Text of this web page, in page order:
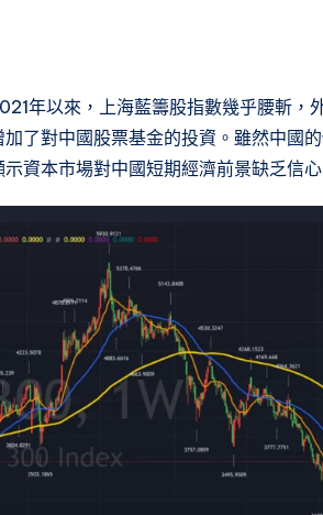
年以來，上海藍籌股指數幾乎腰斬，
了對中國股票基金的投資。雖然中國
資本市場對中國短期經濟前景缺乏信心